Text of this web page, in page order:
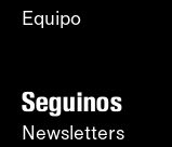
Equipo
Seguinos
Newsletters